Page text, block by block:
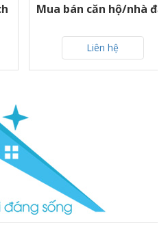
Mua bán căn hộ/nhà
Liên hệ